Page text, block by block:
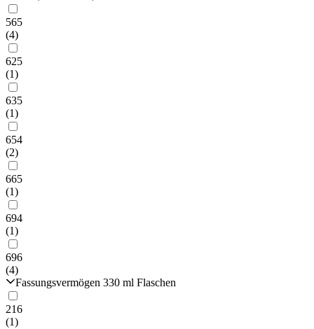
565
(4)
625
(1)
635
(1)
654
(2)
665
(1)
694
(1)
696
(4)
Fassungsvermögen 330 ml Flaschen
216
(1)